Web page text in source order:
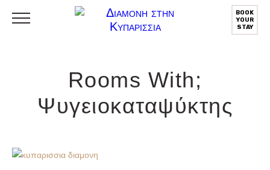
BOOK
YOUR
STAY
Rooms With;
Ψυγειοκαταψύκτης